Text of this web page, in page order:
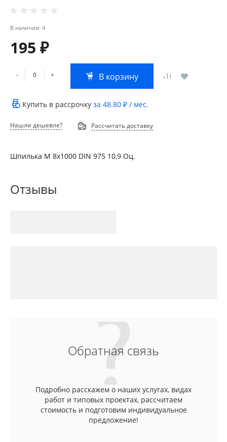
В наличии: 4
195 ₽
- + В корзину
Купить в рассрочку за 48.80 ₽ / мес.
Нашли дешевле? Рассчитать доставку
Шпилька М 8х1000 DIN 975 10,9 Оц.
Отзывы
Обратная связь
Подробно расскажем о наших услугах, видах
работ и типовых проектах, рассчитаем
стоимость и подготовим индивидуальное
предложение!